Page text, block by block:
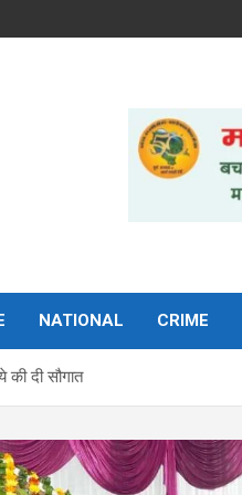
NATIONAL CRIME
दी सौगात